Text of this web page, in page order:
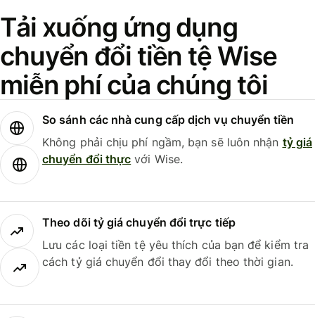
Tải xuống ứng dụng
chuyển đổi tiền tệ Wise
miễn phí của chúng tôi
So sánh các nhà cung cấp dịch vụ chuyển tiền
Không phải chịu phí ngầm, bạn sẽ luôn nhận tỷ giá
chuyển đổi thực với Wise.
Theo dõi tỷ giá chuyển đổi trực tiếp
Lưu các loại tiền tệ yêu thích của bạn để kiểm tra
cách tỷ giá chuyển đổi thay đổi theo thời gian.